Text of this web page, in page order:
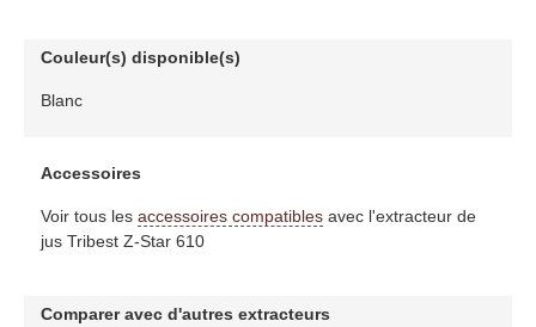
Couleur(s) disponible(s)
Blanc
Accessoires
Voir tous les accessoires compatiblesavec l'extracteur de
jus Tribest Z-Star 610
Comparer avec d'autres extracteurs